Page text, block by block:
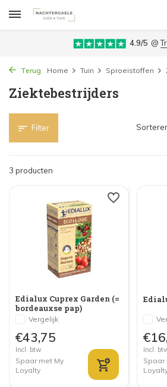
4.9/5 @
Terug Home Tuin Sproeistoffen
Ziektebestrijders
Filter
3 producten
Edialux Cuprex Garden (=
bordeauxse pap)
Vergelijk
€43,75
Incl. btw
Spaar met My
Loyalty
Incl.
Spaar